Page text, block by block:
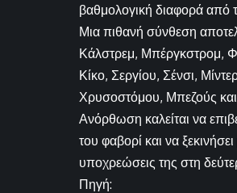
βαθμολογική διαφορά από
Μια πιθανή σύνθεση
Κάλστρεμ, Μπέργκστρομ,
Κίκο, Σεργίου, Σένσι,
Χρυσοστόμου, Μπεζούς
Ανόρθωση καλείται να
του φαβορί και να ξεκινήσει
υποχρεώσεις της στη
Πηγή: